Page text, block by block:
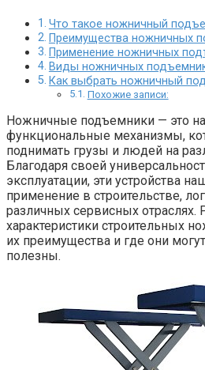
Что такое ножничный
Преимущества ножничных
Применение ножничных
Виды ножничных
Как выбрать ножничный
Похожие записи:
Ножничные подъемники — это
функциональные механизмы,
поднимать грузы и людей на
Благодаря своей
эксплуатации, эти устройства
применение в строительстве,
различных сервисных
характеристики строительных
их преимущества и где они
полезны.